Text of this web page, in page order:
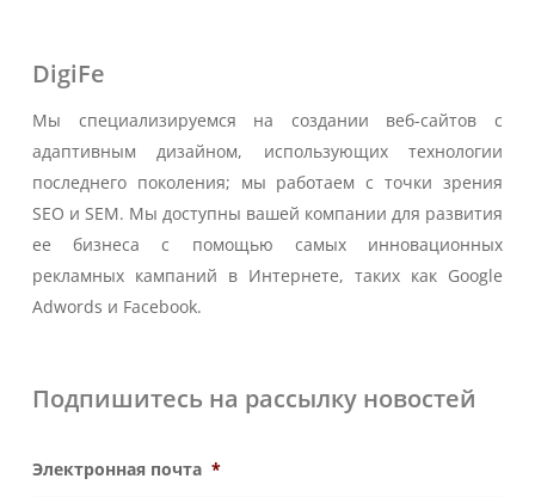
DigiFe
Мы специализируемся на создании веб-сайтов с
адаптивным дизайном, использующих технологии
последнего поколения; мы работаем с точки зрения
SEO и SEM. Мы доступны вашей компании для развития
ее бизнеса с помощью самых инновационных
рекламных кампаний в Интернете, таких как Google
Adwords и Facebook.
Подпишитесь на рассылку новостей
Электронная почта *